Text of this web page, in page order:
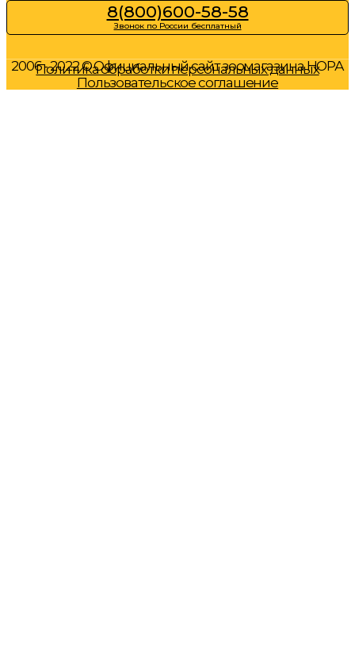
8(800)600-58-58
Звонок по России бесплатный
2006 - 2022 © Официальный сайт зоомагазина НОРА
Политика обработки персональных данных
Пользовательское соглашение